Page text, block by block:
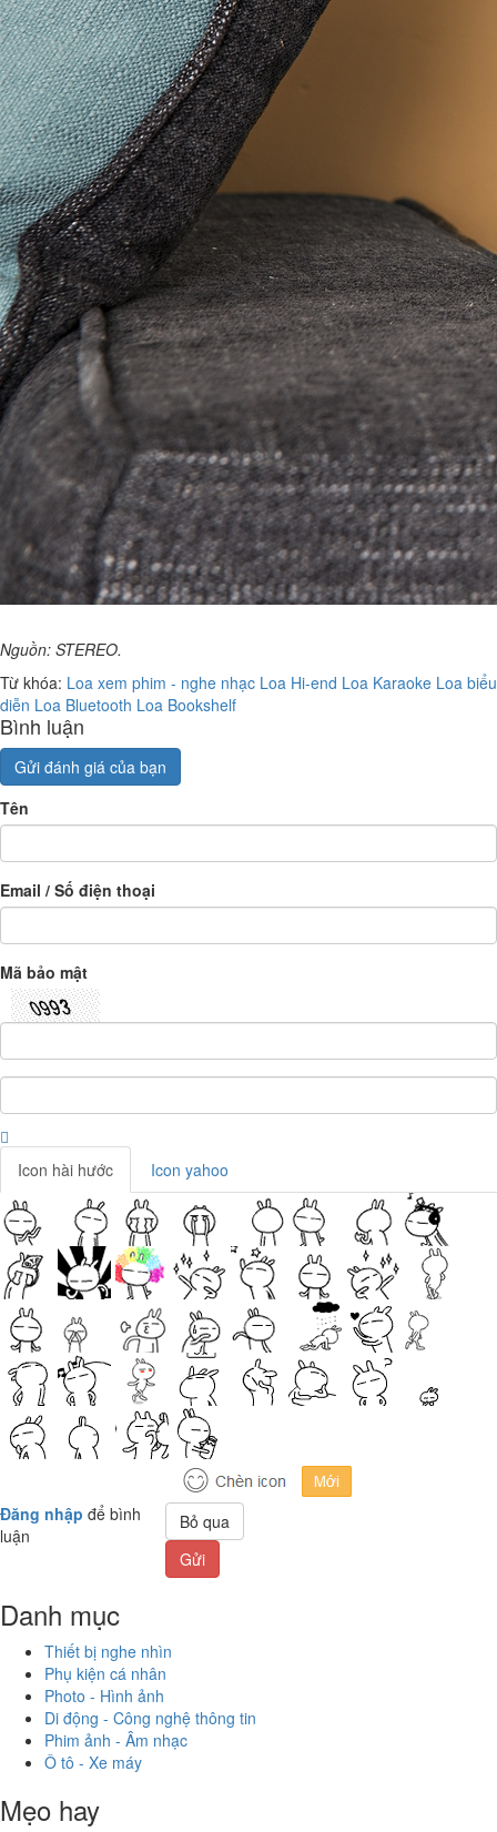
Nguồn: STEREO.
Từ khóa: Loa xem phim - nghe nhạc Loa Hi-end Loa Karaoke Loa biểu
diễn Loa Bluetooth Loa Bookshelf
Bình luận
Gửi đánh giá của bạn
Tên
Email / Số điện thoại
Mã bảo mật
Icon hài hước Icon yahoo
Đăng nhập để bình
luận
Bỏ qua
Gửi
Danh mục
Thiết bị nghe nhìn
Phụ kiện cá nhân
Photo - Hình ảnh
Di động - Công nghệ thông tin
Phim ảnh - Âm nhạc
Ô tô - Xe máy
Mẹo hay